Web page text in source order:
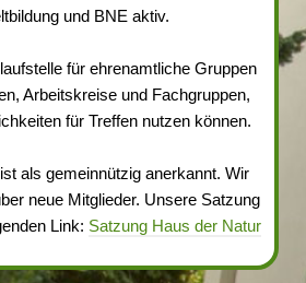
und BNE aktiv.
für ehrenamtliche Gruppen
Arbeitskreise und Fachgruppen,
für Treffen nutzen können.
als gemeinnützig anerkannt. Wir
neue Mitglieder. Unsere Satzung
Link: Satzung Haus der Natur